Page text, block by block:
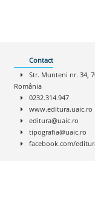
Contact
Str. Munteni nr. 34,
România
0232.314.947
www.editura.uaic.ro
editura@uaic.ro
tipografia@uaic.ro
facebook.com/